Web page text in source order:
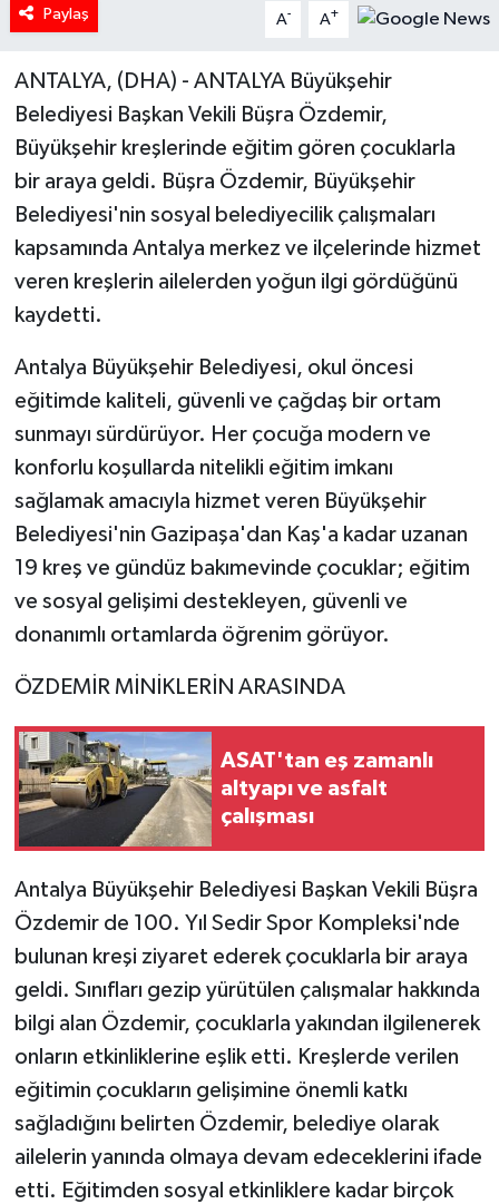
Paylaş A- A+
ANTALYA, (DHA) - ANTALYA Büyükşehir
Belediyesi Başkan Vekili Büşra Özdemir,
Büyükşehir kreşlerinde eğitim gören çocuklarla
bir araya geldi. Büşra Özdemir, Büyükşehir
Belediyesi'nin sosyal belediyecilik çalışmaları
kapsamında Antalya merkez ve ilçelerinde hizmet
veren kreşlerin ailelerden yoğun ilgi gördüğünü
kaydetti.
Antalya Büyükşehir Belediyesi, okul öncesi
eğitimde kaliteli, güvenli ve çağdaş bir ortam
sunmayı sürdürüyor. Her çocuğa modern ve
konforlu koşullarda nitelikli eğitim imkanı
sağlamak amacıyla hizmet veren Büyükşehir
Belediyesi'nin Gazipaşa'dan Kaş'a kadar uzanan
19 kreş ve gündüz bakımevinde çocuklar; eğitim
ve sosyal gelişimi destekleyen, güvenli ve
donanımlı ortamlarda öğrenim görüyor.
ÖZDEMİR MİNİKLERİN ARASINDA
ASAT'tan eş zamanlı
altyapı ve asfalt
çalışması
Antalya Büyükşehir Belediyesi Başkan Vekili Büşra
Özdemir de 100. Yıl Sedir Spor Kompleksi'nde
bulunan kreşi ziyaret ederek çocuklarla bir araya
geldi. Sınıfları gezip yürütülen çalışmalar hakkında
bilgi alan Özdemir, çocuklarla yakından ilgilenerek
onların etkinliklerine eşlik etti. Kreşlerde verilen
eğitimin çocukların gelişimine önemli katkı
sağladığını belirten Özdemir, belediye olarak
ailelerin yanında olmaya devam edeceklerini ifade
etti. Eğitimden sosyal etkinliklere kadar birçok